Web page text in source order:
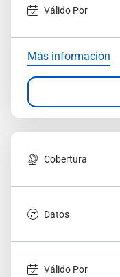
Válido Por
Más información
Cobertura
Datos
Válido Por